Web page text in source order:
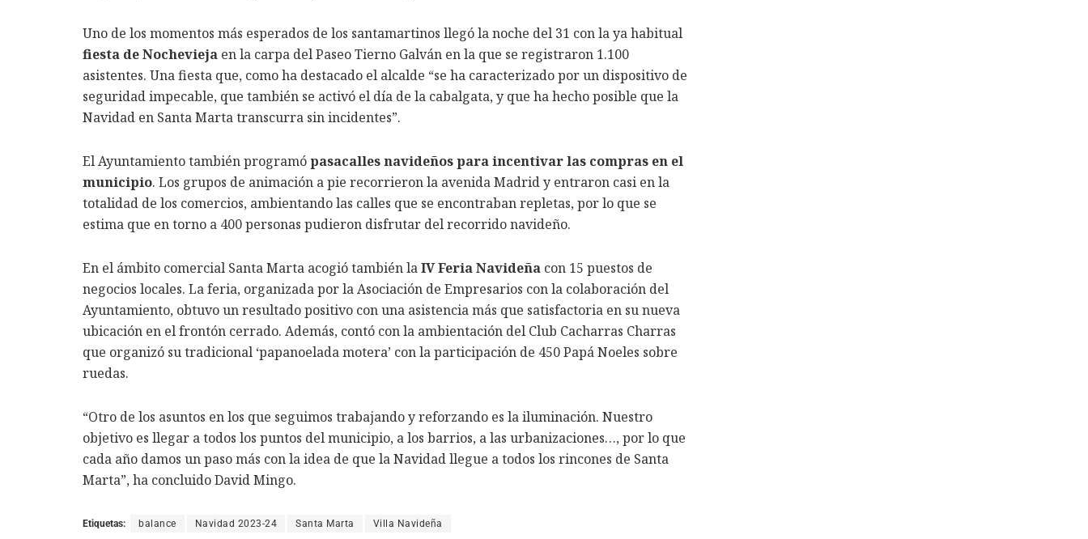
Uno de los momentos más esperados de los santamartinos llegó la noche del 31 con la ya habitual
fiesta de Nochevieja en la carpa del Paseo Tierno Galván en la que se registraron 1.100
asistentes. Una fiesta que, como ha destacado el alcalde “se ha caracterizado por un dispositivo de
seguridad impecable, que también se activó el día de la cabalgata, y que ha hecho posible que la
Navidad en Santa Marta transcurra sin incidentes”.
El Ayuntamiento también programópasacalles navideños para incentivar las compras en el
municipio. Los grupos de animación a pie recorrieron la avenida Madrid y entraron casi en la
totalidad de los comercios, ambientando las calles que se encontraban repletas, por lo que se
estima que en torno a 400 personas pudieron disfrutar del recorrido navideño.
En el ámbito comercial Santa Marta acogió también laIV Feria Navideña con 15 puestos de
negocios locales. La feria, organizada por la Asociación de Empresarios con la colaboración del
Ayuntamiento, obtuvo un resultado positivo con una asistencia más que satisfactoria en su nueva
ubicación en el frontón cerrado. Además, contó con la ambientación del Club Cacharras Charras
que organizó su tradicional ‘papanoelada motera’ con la participación de 450 Papá Noeles sobre
ruedas.
“Otro de los asuntos en los que seguimos trabajando y reforzando es la iluminación. Nuestro
objetivo es llegar a todos los puntos del municipio, a los barrios, a las urbanizaciones…, por lo que
cada año damos un paso más con la idea de que la Navidad llegue a todos los rincones de Santa
Marta”, ha concluido David Mingo.
Etiquetas: balance Navidad 2023-24 Santa Marta Villa Navideña